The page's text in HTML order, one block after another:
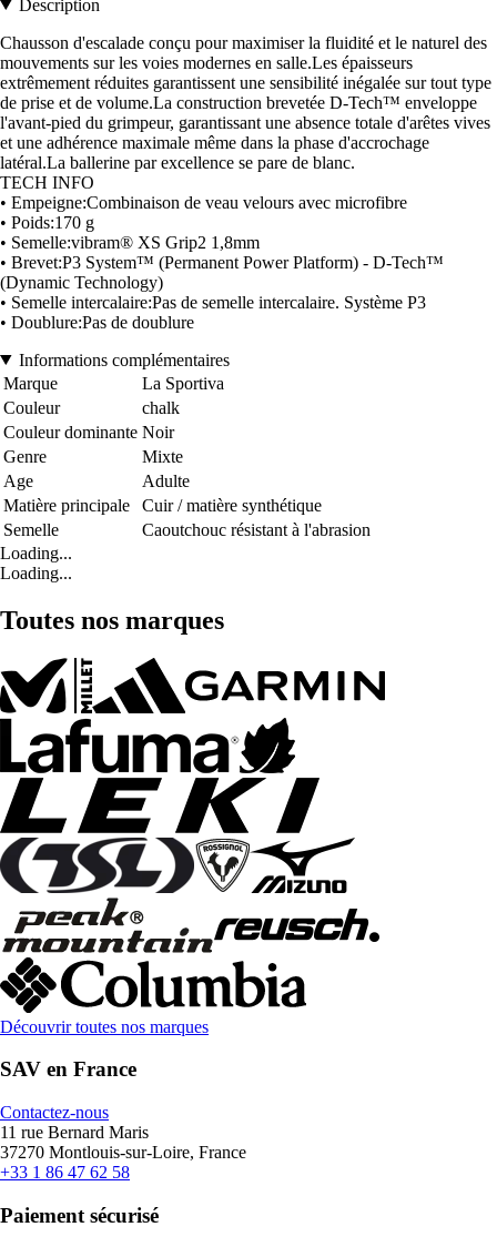
Description
Chausson d'escalade conçu pour maximiser la fluidité et le naturel des
mouvements sur les voies modernes en salle.Les épaisseurs
extrêmement réduites garantissent une sensibilité inégalée sur tout type
de prise et de volume.La construction brevetée D-Tech™ enveloppe
l'avant-pied du grimpeur, garantissant une absence totale d'arêtes vives
et une adhérence maximale même dans la phase d'accrochage
latéral.La ballerine par excellence se pare de blanc.
TECH INFO
• Empeigne:Combinaison de veau velours avec microfibre
• Poids:170 g
• Semelle:vibram® XS Grip2 1,8mm
• Brevet:P3 System™ (Permanent Power Platform) - D-Tech™
(Dynamic Technology)
• Semelle intercalaire:Pas de semelle intercalaire. Système P3
• Doublure:Pas de doublure
Informations complémentaires
Marque
La Sportiva
Couleur
chalk
Couleur dominante Noir
Genre
Mixte
Age
Adulte
Matière principale
Cuir / matière synthétique
Semelle
Caoutchouc résistant à l'abrasion
Loading...
Loading...
Toutes nos marques
Découvrir toutes nos marques
SAV en France
Contactez-nous
11 rue Bernard Maris
37270 Montlouis-sur-Loire, France
+33 1 86 47 62 58
Paiement sécurisé